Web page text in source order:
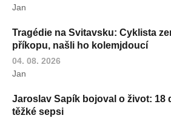
Jan
Tragédie na Svitavsku: Cyklista
příkopu, našli ho kolemjdoucí
04. 08. 2026
Jan
Jaroslav Sapík bojoval o život: 18
těžké sepsi